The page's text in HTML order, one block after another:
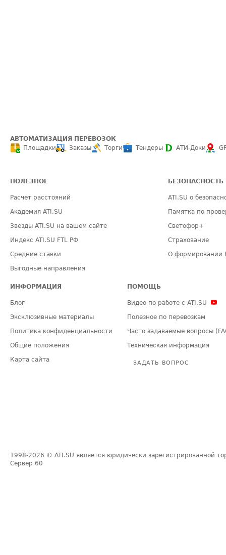
АВТОМАТИЗАЦИЯ ПЕРЕВОЗОК
Площадки
Заказы Торги Тендеры АТИ-Доки
ПОЛЕЗНОЕ
Расчет расстояний
Академия ATI.SU
Звезды ATI.SU на вашем сайте
Индекс ATI.SU FTL РФ
Средние ставки
Выгодные направления
БЕЗОПАСНОСТЬ
ATI.SU о
Памятка по
Светофор+
Страхование
О формировании
ИНФОРМАЦИЯ
Блог
Эксклюзивные материалы
Политика конфиденциальности
Общие положения
Карта сайта
ПОМОЩЬ
Видео по работе с ATI.SU
Полезное по перевозкам
Часто задаваемые вопросы
Техническая информация
ЗАДАТЬ ВОПРОС
1998-2026 © ATI.SU является юридически зарегистрированной
Сервер 60